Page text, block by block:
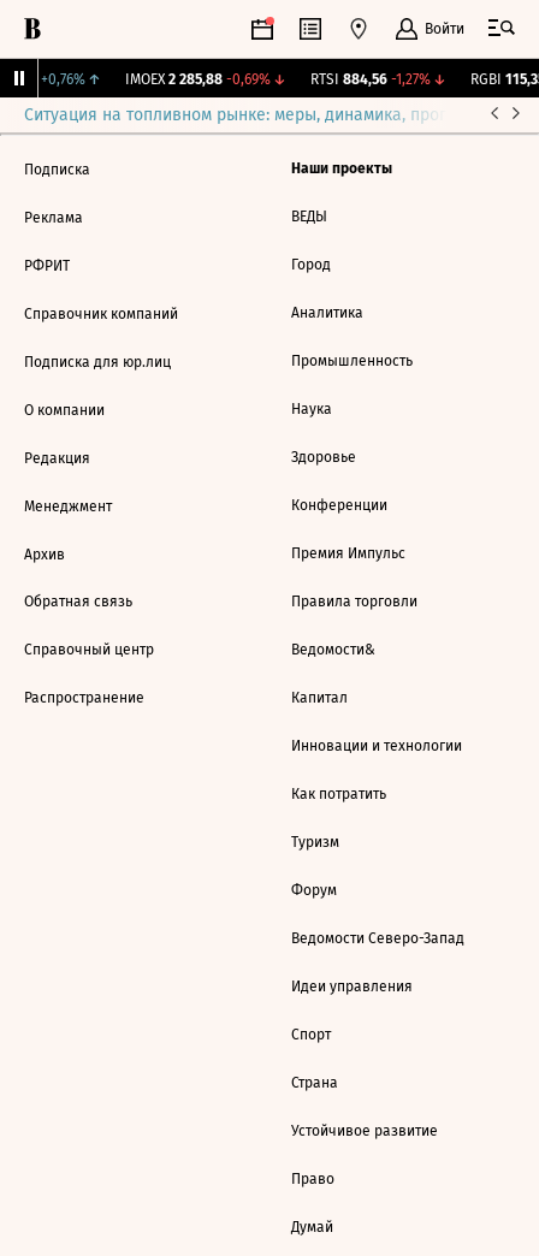
Войти
+0,76%↑ IMOEX 2 285,88 -0,69%↓ RTSI 884,56 -1,27%↓ RGBI 115,35
Ситуация на топливном рынке: меры, динамика, прогнозы
Подписка
Реклама
РФРИТ
Справочник компаний
Подписка для юр.лиц
О компании
Редакция
Менеджмент
Архив
Обратная связь
Справочный центр
Распространение
Наши проекты
ВЕДЫ
Город
Аналитика
Промышленность
Наука
Здоровье
Конференции
Премия Импульс
Правила торговли
Ведомости&
Капитал
Инновации и технологии
Как потратить
Туризм
Форум
Ведомости Северо-Запад
Идеи управления
Спорт
Страна
Устойчивое развитие
Право
Думай